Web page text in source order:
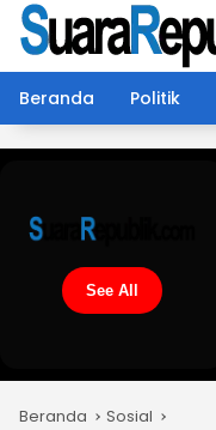
Langsung
konten
Beranda
Politik
See All
Beranda Sosial